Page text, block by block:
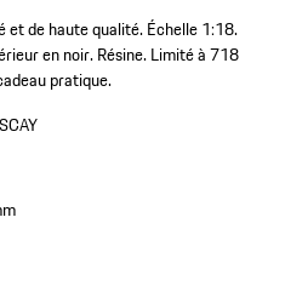
et de haute qualité.Échelle 1:18.
en noir.Résine.Limité à 718
pratique.